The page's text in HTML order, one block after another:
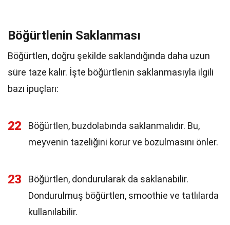
Böğürtlenin Saklanması
Böğürtlen, doğru şekilde saklandığında daha uzun
süre taze kalır. İşte böğürtlenin saklanmasıyla ilgili
bazı ipuçları:
22
Böğürtlen, buzdolabında saklanmalıdır. Bu,
meyvenin tazeliğini korur ve bozulmasını önler.
23
Böğürtlen, dondurularak da saklanabilir.
Dondurulmuş böğürtlen, smoothie ve tatlılarda
kullanılabilir.